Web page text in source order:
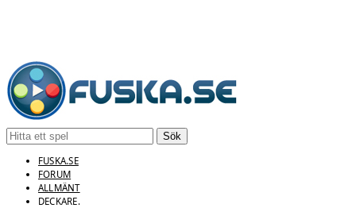
Sök
FUSKA.SE
FORUM
ALLMÄNT
DECKARE.